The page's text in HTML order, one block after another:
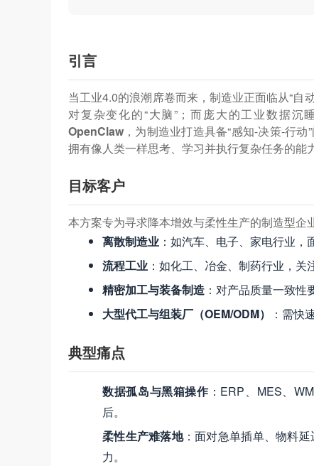
引言
当工业4.0的浪潮席卷而来，制造业正面临从“自
对复杂变化的“大脑”；而庞大的工业数据
OpenClaw ，为制造业打造具备“感知-决策-行
拥有像人类一样思考、学习并执行复杂任务的能力
目标客户
本方案专为寻求降本增效与柔性生产的制造型企
离散制造业 ：如汽车、电子、家电行业，
流程工业 ：如化工、冶金、制药行业，关
精密加工与装备制造 ：对产品质量一致性
大型代工与组装厂（OEM/ODM）
：需快
典型痛点
数据孤岛与黑箱操作：ERP、MES、
后。
柔性生产难落地：面对急单插单、物料
力。